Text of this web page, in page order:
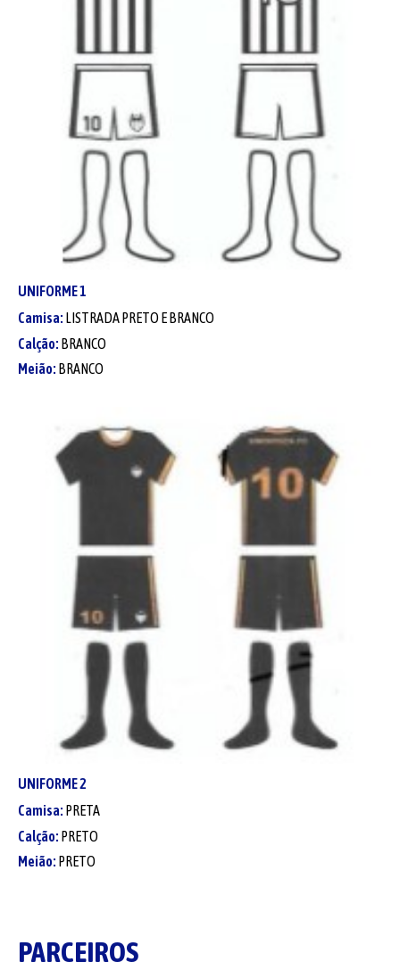
UNIFORME1
Camisa: LISTRADA PRETO E BRANCO
Calção: BRANCO
Meião: BRANCO
UNIFORME2
Camisa: PRETA
Calção: PRETO
Meião: PRETO
PARCEIROS